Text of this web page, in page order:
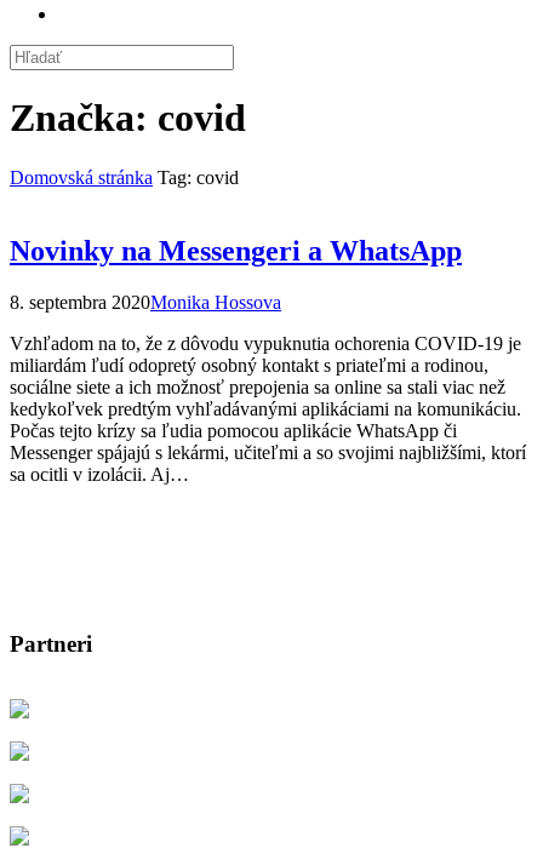
Značka: covid
Domovská stránka Tag: covid
Novinky na Messengeri a WhatsApp
8. septembra 2020Monika Hossova
Vzhľadom na to, že z dôvodu vypuknutia ochorenia COVID-19 je
miliardám ľudí odopretý osobný kontakt s priateľmi a rodinou,
sociálne siete a ich možnosť prepojenia sa online sa stali viac než
kedykoľvek predtým vyhľadávanými aplikáciami na komunikáciu.
Počas tejto krízy sa ľudia pomocou aplikácie WhatsApp či
Messenger spájajú s lekármi, učiteľmi a so svojimi najbližšími, ktorí
sa ocitli v izolácii. Aj…
Partneri